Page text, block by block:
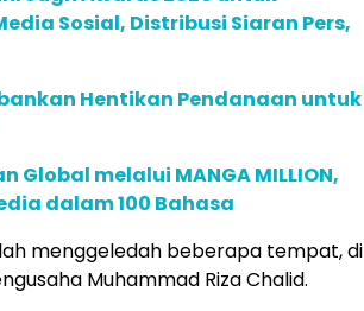
Sosial, Distribusi Siaran Pers,
Hentikan Pendanaan untuk
Global melalui MANGA MILLION,
dalam 100 Bahasa
menggeledah beberapa tempat, di
Muhammad Riza Chalid.